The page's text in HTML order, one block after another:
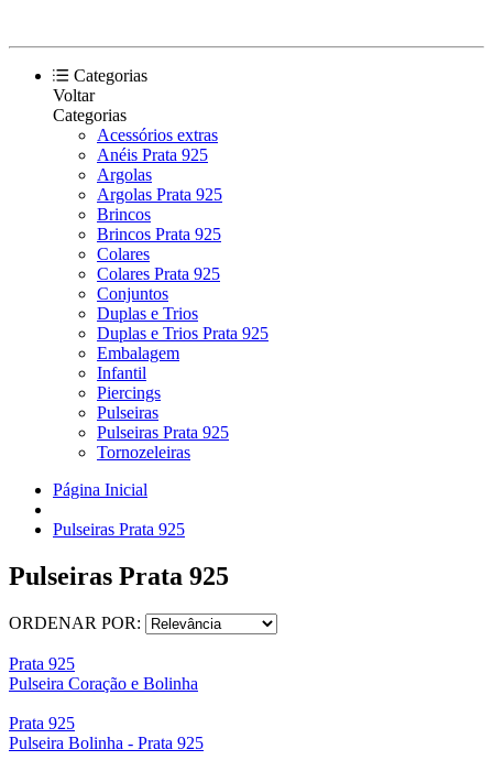
Categorias
Voltar
Categorias
Acessórios extras
Anéis Prata 925
Argolas
Argolas Prata 925
Brincos
Brincos Prata 925
Colares
Colares Prata 925
Conjuntos
Duplas e Trios
Duplas e Trios Prata 925
Embalagem
Infantil
Piercings
Pulseiras
Pulseiras Prata 925
Tornozeleiras
Página Inicial
Pulseiras Prata 925
Pulseiras Prata 925
ORDENAR POR:
Prata 925
Pulseira Coração e Bolinha
Prata 925
Pulseira Bolinha - Prata 925